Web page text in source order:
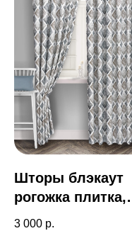
Шторы блэкаут
рогожка плитка,
серый
3 000 р.